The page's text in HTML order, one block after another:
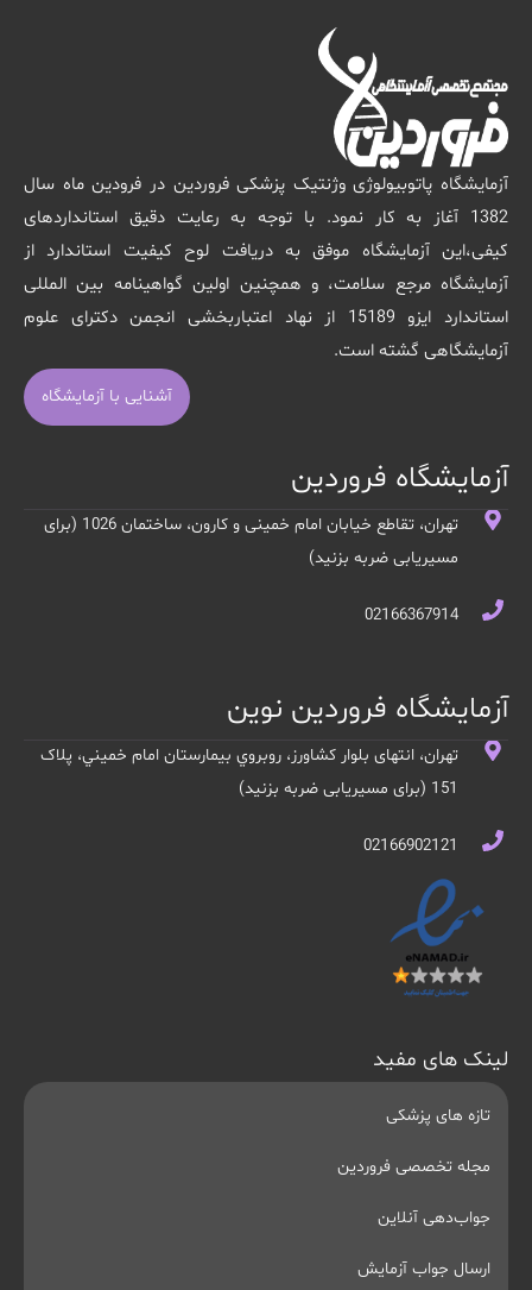
آزمایشگاه پاتوبیولوژی وژنتیک پزشکی فروردین در فرودین ماه سال
1382 آغاز به کار نمود. با توجه به رعایت دقیق استانداردهای
کیفی،این آزمایشگاه موفق به دریافت لوح کیفیت استاندارد از
آزمایشگاه مرجع سلامت، و همچنین اولین گواهینامه بین المللی
استاندارد ایزو 15189 از نهاد اعتباربخشی انجمن دکترای علوم
آزمایشگاهی گشته است.
آشنایی با آزمایشگاه
آزمایشگاه فروردین
تهران، تقاطع خیابان امام خمینی و کارون، ساختمان 1026 (برای
مسیریابی ضربه بزنید)
02166367914
آزمایشگاه فروردین نوین
تهران، انتهای بلوار کشاورز، روبروي بيمارستان امام خميني، پلاک
151 (برای مسیریابی ضربه بزنید)
02166902121
لینک های مفید
تازه های پزشکی
مجله تخصصی فروردین
جواب‌دهی آنلاین
ارسال جواب آزمایش